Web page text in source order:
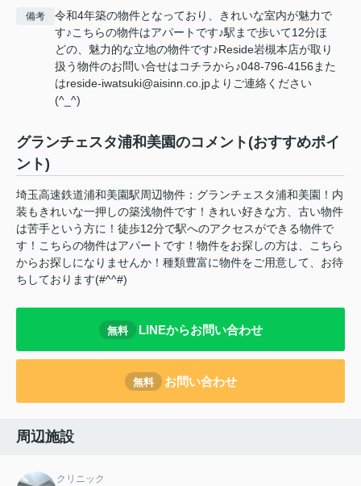
備考
令和4年築の物件となっており、きれいな室内が魅力で
す♪こちらの物件はアパートです♪駅まで歩いて12分ほ
どの、魅力的な立地の物件です♪Reside岩槻本店が取り
扱う物件のお問い合せはコチラから♪048-796-4156また
はreside-iwatsuki@aisinn.co.jpよりご連絡ください
(^_^)
グランチェスタ浦和美園のコメント(おすすめポイ
ント)
埼玉高速鉄道浦和美園駅周辺物件：グランチェスタ浦和美園！内
装もきれいな一押しの築浅物件です！きれい好きな方、古い物件
は苦手という方に！徒歩12分で駅へのアクセスができる物件で
す！こちらの物件はアパートです！物件をお探しの方は、こちら
からお探しになりませんか！種類豊富に物件をご用意して、お待
ちしております(#^^#)
無料 LINEからお問い合わせ
無料 お問い合わせ
周辺施設
クリニック